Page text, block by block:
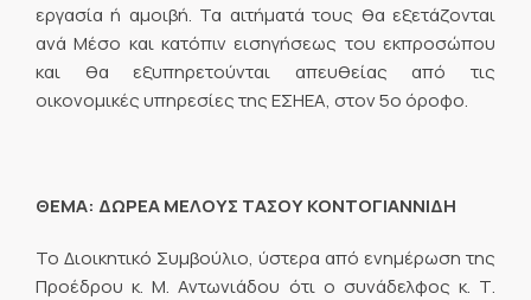
εργασία ή αμοιβή. Τα αιτήματά τους θα εξετάζονται
ανά Μέσο και κατόπιν εισηγήσεως του εκπροσώπου
και θα εξυπηρετούνται απευθείας από τις
οικονομικές υπηρεσίες της ΕΣΗΕΑ, στον 5ο όροφο.
ΘΕΜΑ: ΔΩΡΕΑ ΜΕΛΟΥΣ ΤΑΣΟΥ ΚΟΝΤΟΓΙΑΝΝΙΔΗ
Το Διοικητικό Συμβούλιο, ύστερα από ενημέρωση της
Προέδρου κ. Μ. Αντωνιάδου ότι ο συνάδελφος κ. Τ.